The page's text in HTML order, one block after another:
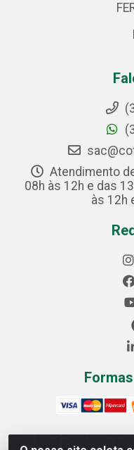
Atendimento
08h às 12h e das
às 12h